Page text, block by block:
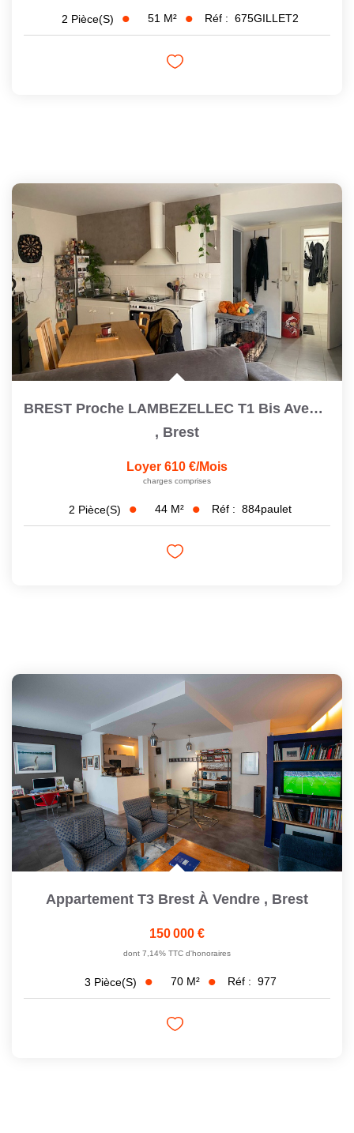
2 Pièce(s) 51 M² Réf : 675GILLET2
BREST Proche LAMBEZELLEC T1 Bis Avec Cour Privative
, Brest
Loyer 610 €/mois
charges comprises
2 Pièce(s) 44 M² Réf : 884paulet
Appartement T3 Brest À Vendre , Brest
150 000 €
dont 7,14% TTC d'honoraires
3 Pièce(s) 70 M² Réf : 977